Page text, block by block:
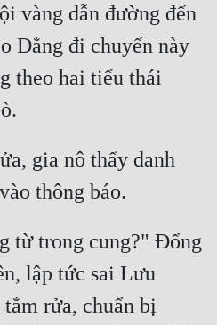
vàng dẫn đường đến
Đằng đi chuyến này
theo hai tiểu thái
gia nô thấy danh
từ trong cung?" Đổng
lập tức sai Lưu
rửa, chuẩn bị